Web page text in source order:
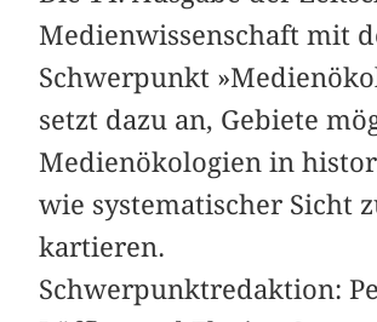
Medienwissenschaft mit
Schwerpunkt
setzt dazu an, Gebiete
Medienökologien in
wie systematischer Sicht
kartieren.
Schwerpunktredaktion: